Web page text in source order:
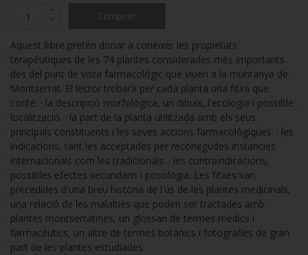
Aquest llibre pretén donar a conèixer les propietats
terapèutiques de les 74 plantes considerades més importants
des del punt de vista farmacològic que viuen a la muntanya de
Montserrat. El lector trobarà per cada planta una fitxa que
conté: · la descripció morfològica, un dibuix, l'ecologia i possible
localització. · la part de la planta utilitzada amb els seus
principals constituents i les seves accions farmacològiques. · les
indicacions, tant les acceptades per reconegudes instancies
internacionals com les tradicionals. · les contraindicacions,
possibles efectes secundaris i posologia. Les fitxes van
precedides d'una breu història de l'ús de les plantes medicinals,
una relació de les malalties que poden ser tractades amb
plantes montserratines, un glossari de termes mèdics i
farmacèutics, un altre de termes botànics i fotografies de gran
part de les plantes estudiades.